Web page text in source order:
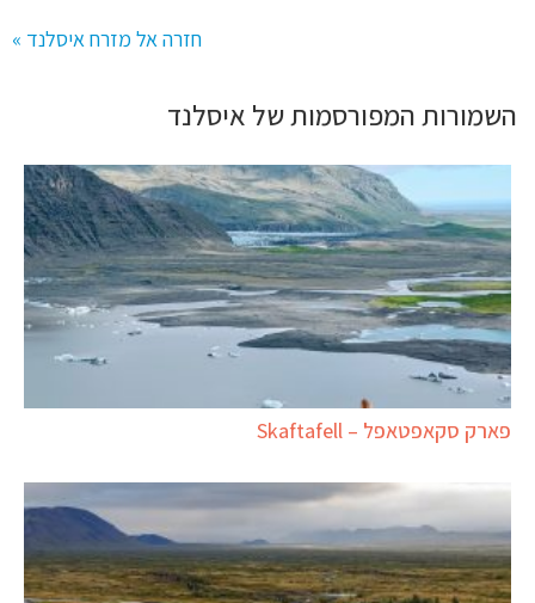
חזרה אל מזרח איסלנד »
השמורות המפורסמות של איסלנד
פארק סקאפטאפל – Skaftafell